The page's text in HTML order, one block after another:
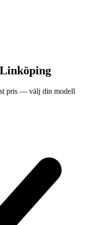
pris — välj din modell